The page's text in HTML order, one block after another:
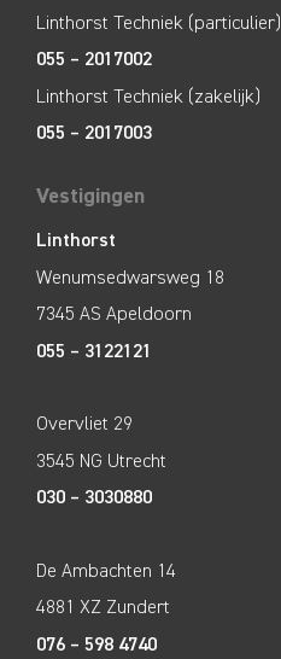
Linthorst Techniek (particulier)
055 – 2017002
Linthorst Techniek (zakelijk)
055 – 2017003
Vestigingen
Linthorst
Wenumsedwarsweg 18
7345 AS Apeldoorn
055 – 3122121
Overvliet 29
3545 NG Utrecht
030 – 3030880
De Ambachten 14
4881 XZ Zundert
076 – 598 4740